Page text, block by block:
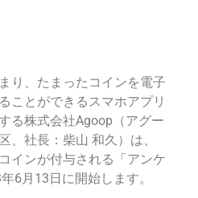
り、たまったコインを電子
ことができるスマホアプリ
る株式会社Agoop（アグー
、社長：柴山 和久）は、
インが付与される「アンケ
6月13日に開始します。